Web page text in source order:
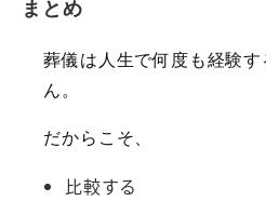
まとめ
葬儀は人生で何度も経験
ん。
だからこそ、
比較する